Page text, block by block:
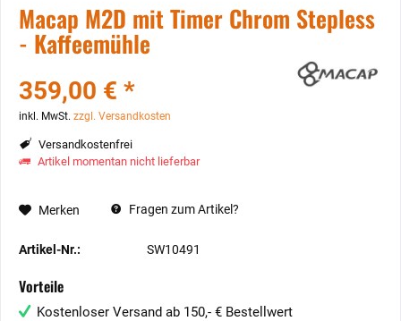
Macap M2D mit Timer Chrom Stepless
- Kaffeemühle
359,00 € *
inkl. MwSt. zzgl. Versandkosten
Versandkostenfrei
Artikel momentan nicht lieferbar
Merken Fragen zum Artikel?
Artikel-Nr.: SW10491
Vorteile
Kostenloser Versand ab 150,- € Bestellwert